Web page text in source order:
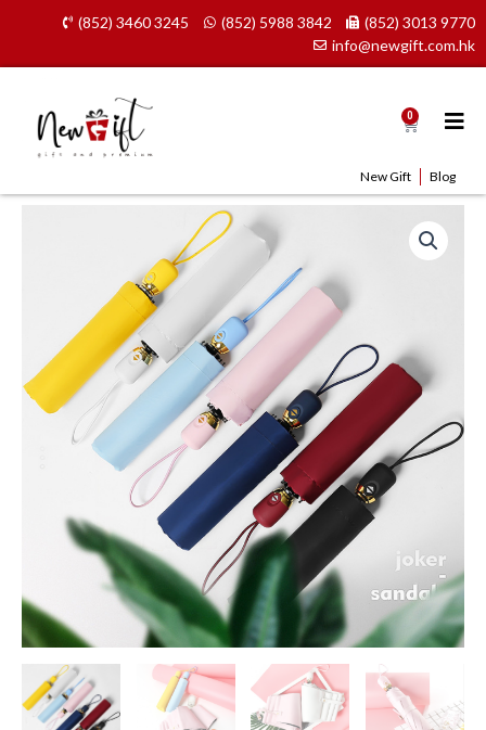
content
(852) 3460 3245 (852) 5988 3842
(852) 3013 9770
info@newgift.com.hk
0 Cart
New Gift Blog